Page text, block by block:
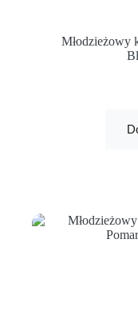
Młodzieżowy